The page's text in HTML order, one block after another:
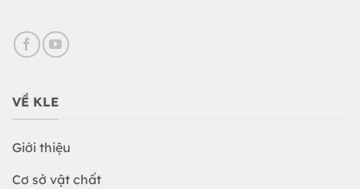
VỀ KLE
Giới thiệu
Cơ sở vật chất